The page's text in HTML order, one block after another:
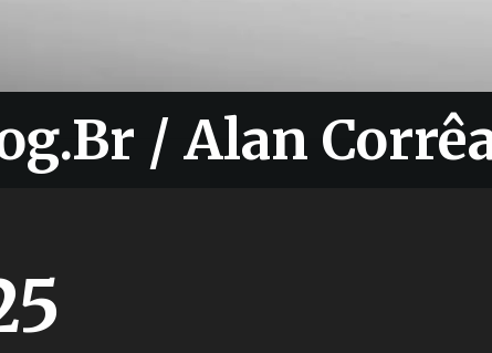
/ Alan
/ Alan